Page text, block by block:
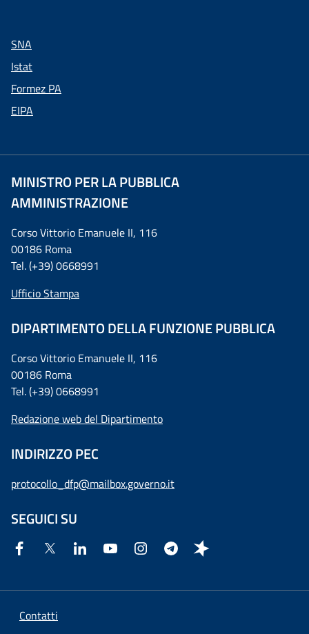
SNA
Istat
Formez PA
EIPA
MINISTRO PER LA PUBBLICA
AMMINISTRAZIONE
Corso Vittorio Emanuele II, 116
00186 Roma
Tel. (+39) 0668991
Ufficio Stampa
DIPARTIMENTO DELLA FUNZIONE PUBBLICA
Corso Vittorio Emanuele II, 116
00186 Roma
Tel. (+39) 0668991
Redazione web del Dipartimento
INDIRIZZO PEC
protocollo_dfp@mailbox.governo.it
SEGUICI SU
Contatti